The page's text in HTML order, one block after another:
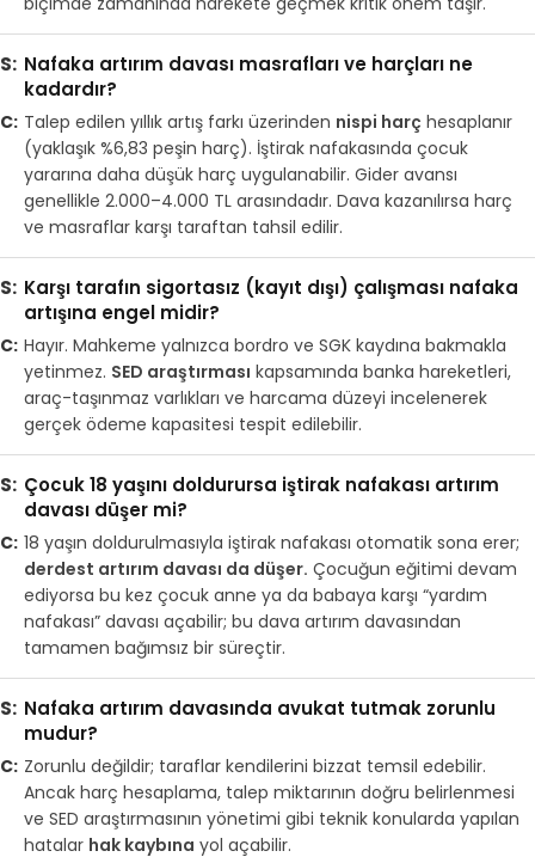
Nafaka artırım davası masrafları ve harçları ne
kadardır?
Talep edilen yıllık artış farkı üzerinden nispi harç hesaplanır
(yaklaşık %6,83 peşin harç). İştirak nafakasında çocuk
yararına daha düşük harç uygulanabilir. Gider avansı
genellikle 2.000–4.000 TL arasındadır. Dava kazanılırsa harç
ve masraflar karşı taraftan tahsil edilir.
Karşı tarafın sigortasız (kayıt dışı) çalışması nafaka
artışına engel midir?
Hayır. Mahkeme yalnızca bordro ve SGK kaydına bakmakla
yetinmez. SED araştırması kapsamında banka hareketleri,
araç-taşınmaz varlıkları ve harcama düzeyi incelenerek
gerçek ödeme kapasitesi tespit edilebilir.
Çocuk 18 yaşını doldurursa iştirak nafakası artırım
davası düşer mi?
18 yaşın doldurulmasıyla iştirak nafakası otomatik sona erer;
derdest artırım davası da düşer. Çocuğun eğitimi devam
ediyorsa bu kez çocuk anne ya da babaya karşı “yardım
nafakası” davası açabilir; bu dava artırım davasından
tamamen bağımsız bir süreçtir.
Nafaka artırım davasında avukat tutmak zorunlu
mudur?
Zorunlu değildir; taraflar kendilerini bizzat temsil edebilir.
Ancak harç hesaplama, talep miktarının doğru belirlenmesi
ve SED araştırmasının yönetimi gibi teknik konularda yapılan
hatalar hak kaybına yol açabilir.